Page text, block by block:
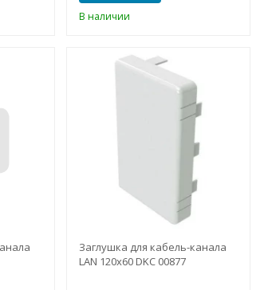
В наличии
Заглушка для кабель-канала
LAN 120х60 DKC 00877